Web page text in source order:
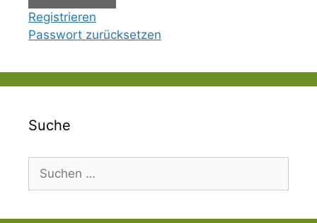
Registrieren
Passwort zurücksetzen
Suche
Suchen
nach: